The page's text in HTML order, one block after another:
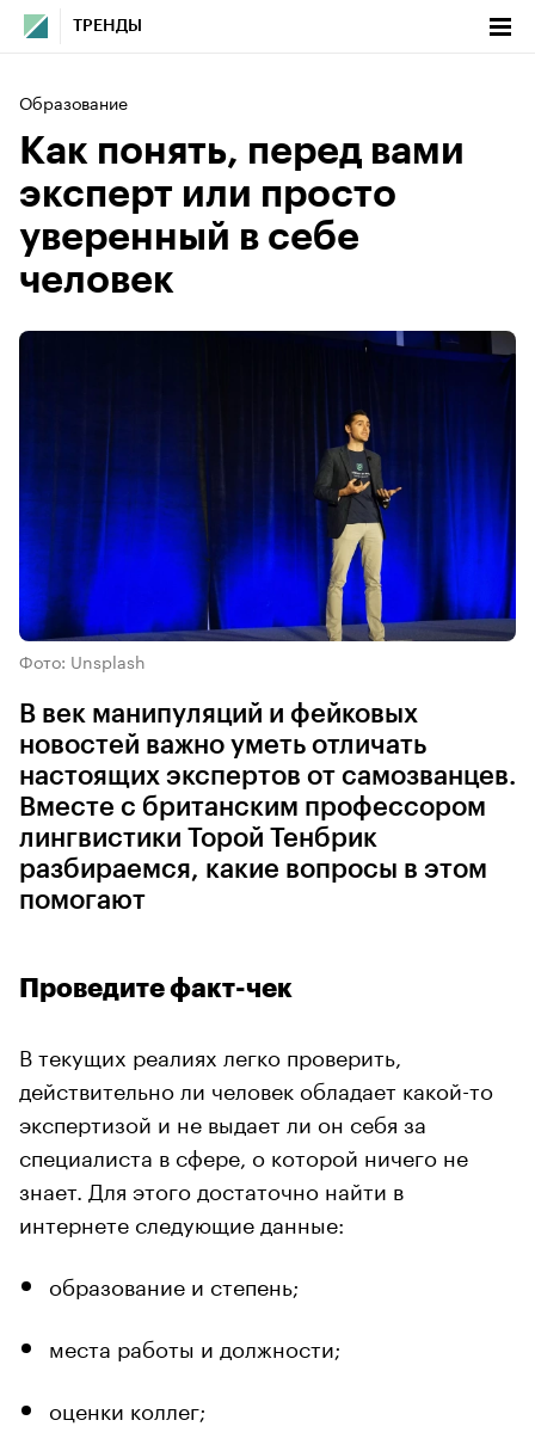
ТРЕНДЫ
Образование
Как понять, перед вами
эксперт или просто
уверенный в себе
человек
Фото: Unsplash
В век манипуляций и фейковых
новостей важно уметь отличать
настоящих экспертов от самозванцев.
Вместе с британским профессором
лингвистики Торой Тенбрик
разбираемся, какие вопросы в этом
помогают
Проведите факт-чек
В текущих реалиях легко проверить,
действительно ли человек обладает какой-то
экспертизой и не выдает ли он себя за
специалиста в сфере, о которой ничего не
знает. Для этого достаточно найти в
интернете следующие данные:
образование и степень;
места работы и должности;
оценки коллег;